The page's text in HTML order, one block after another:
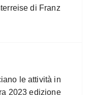
di Franz
le attività in
2023 edizione